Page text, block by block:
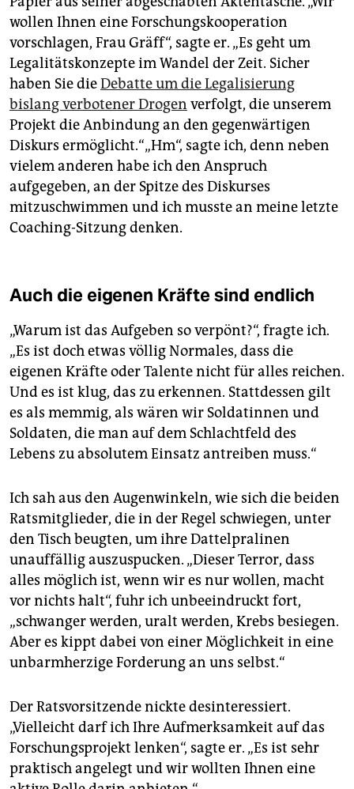
wollen Ihnen eine Forschungskooperation
vorschlagen, Frau Gräff“, sagte er. „Es geht um
Legalitätskonzepte im Wandel der Zeit. Sicher
haben Sie dieDebatte um die Legalisierung
bislang verbotener Drogen verfolgt, die unserem
Projekt die Anbindung an den gegenwärtigen
Diskurs ermöglicht.“„Hm“, sagte ich, denn neben
vielem anderen habe ich den Anspruch
aufgegeben, an der Spitze des Diskurses
mitzuschwimmen und ich musste an meine letzte
Coaching-Sitzung denken.
Auch die eigenen Kräfte sind endlich
„Warum ist das Aufgeben so verpönt?“, fragte ich.
„Es ist doch etwas völlig Normales, dass die
eigenen Kräfte oder Talente nicht für alles reichen.
Und es ist klug, das zu erkennen. Stattdessen gilt
es als memmig, als wären wir Soldatinnen und
Soldaten, die man auf dem Schlachtfeld des
Lebens zu absolutem Einsatz antreiben muss.“
Ich sah aus den Augenwinkeln, wie sich die beiden
Ratsmitglieder, die in der Regel schwiegen, unter
den Tisch beugten, um ihre Dattelpralinen
unauffällig auszuspucken. „Dieser Terror, dass
alles möglich ist, wenn wir es nur wollen, macht
vor nichts halt“, fuhr ich unbeeindruckt fort,
„schwanger werden, uralt werden, Krebs besiegen.
Aber es kippt dabei von einer Möglichkeit in eine
unbarmherzige Forderung an uns selbst.“
Der Ratsvorsitzende nickte desinteressiert.
„Vielleicht darf ich Ihre Aufmerksamkeit auf das
Forschungsprojekt lenken“, sagte er. „Es ist sehr
praktisch angelegt und wir wollten Ihnen eine